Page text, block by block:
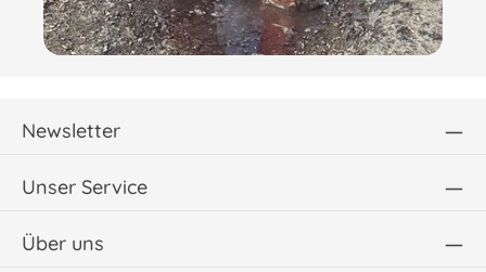
Newsletter
Unser Service
Über uns